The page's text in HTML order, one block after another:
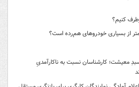
کنیم؟
از بسیاری خودروهای هم‌رده است؟
معیشت؛ کارشناسان نسبت به ناکارآمدیِ